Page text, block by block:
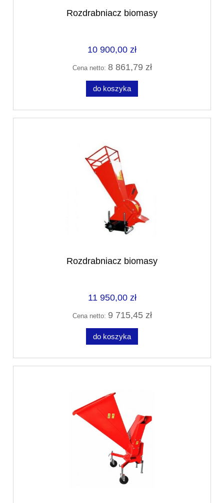
Rozdrabniacz biomasy
10 900,00 zł
Cena netto: 8 861,79 zł
do koszyka
Rozdrabniacz biomasy
11 950,00 zł
Cena netto: 9 715,45 zł
do koszyka